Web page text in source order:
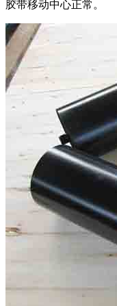
胶带移动中心正常。